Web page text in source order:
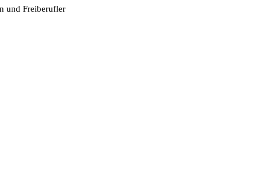
und Freiberufler